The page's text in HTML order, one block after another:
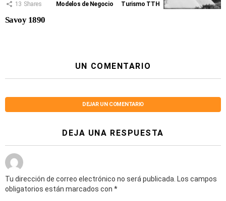
13 Shares Modelos de Negocio Turismo TTH
Savoy 1890
UN COMENTARIO
DEJAR UN COMENTARIO
DEJA UNA RESPUESTA
Tu dirección de correo electrónico no será publicada. Los campos
obligatorios están marcados con *